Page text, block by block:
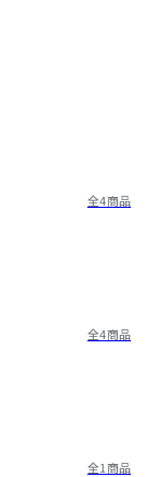
全4商品
全4商品
全1商品